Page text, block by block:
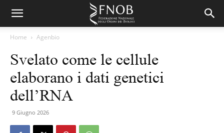
Home Agenbio
Svelato come le cellule
elaborano i dati genetici
dell’RNA
9 Giugno 2026